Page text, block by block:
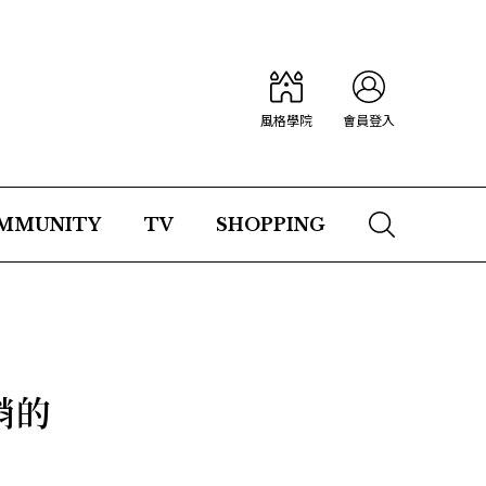
風格學院 會員登入
TV SHOPPING
的